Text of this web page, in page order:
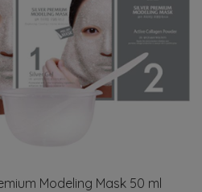
Modeling Mask 50 ml